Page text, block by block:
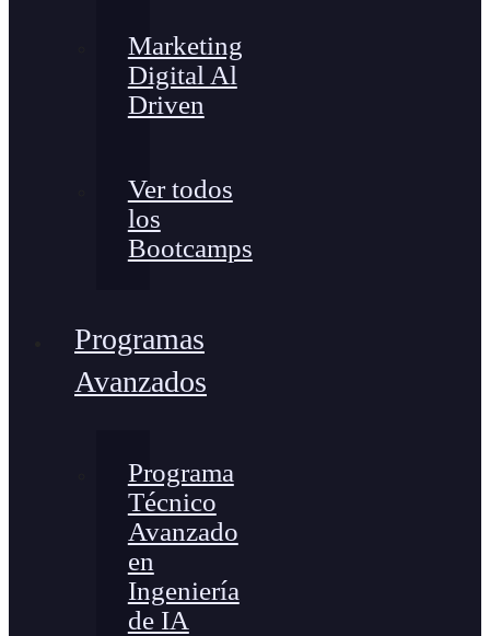
Marketing
Digital Al
Driven
Ver todos
los
Bootcamps
Programas
Avanzados
Programa
Técnico
Avanzado
en
Ingeniería
de IA